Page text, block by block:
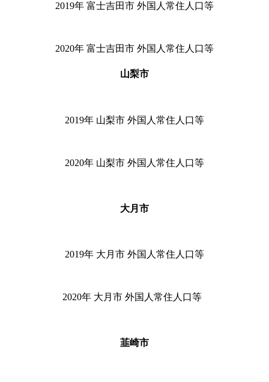
2019年 富士吉田市 外国人常住人口等
2020年 富士吉田市 外国人常住人口等
山梨市
2019年 山梨市 外国人常住人口等
2020年 山梨市 外国人常住人口等
大月市
2019年 大月市 外国人常住人口等
2020年 大月市 外国人常住人口等
韮崎市